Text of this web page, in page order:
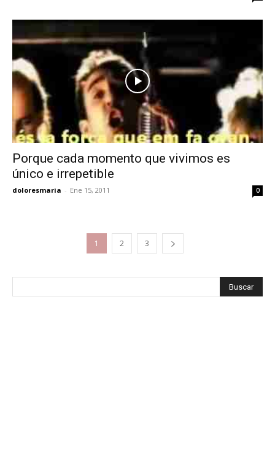
Porque cada momento que vivimos es
único e irrepetible
doloresmaria - Ene 15, 2011 0
1 2 3